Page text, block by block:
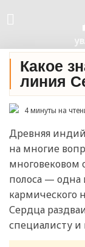
Какое
линия
4 минуты на
Древняя
на многие
многовековом
полоса — одна
кармического
Сердца
специалисту